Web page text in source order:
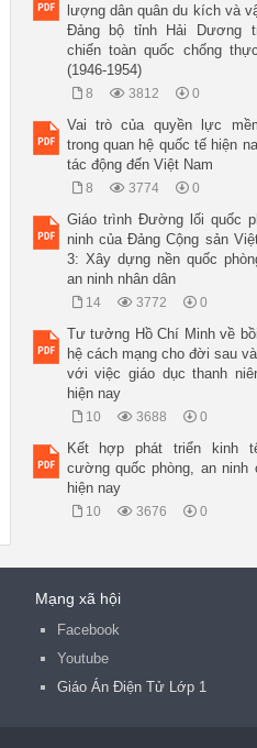
lượng dân quân du kích và
Đảng bộ tỉnh Hải Dương
chiến toàn quốc chống
(1946-1954)
8 3812 0
Vai trò của quyền lực
trong quan hệ quốc tế hiện
tác động đến Việt Nam
8 3774 0
Giáo trình Đường lối quốc
ninh của Đảng Cộng sản
3: Xây dựng nền quốc
an ninh nhân dân
14 3772 0
Tư tưởng Hồ Chí Minh về
hệ cách mạng cho đời sau
với việc giáo dục thanh
hiện nay
10 3688 0
Kết hợp phát triển kinh
cường quốc phòng, an ninh
hiện nay
10 3676 0
Mạng xã hội
Facebook
Youtube
Giáo Án Điện Tử Lớp 1